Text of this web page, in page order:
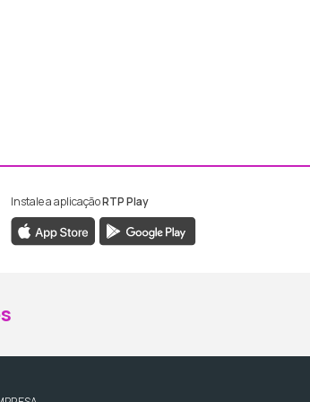
Madeira
RTP Madeira
Instale a aplicaçãoRTP Play